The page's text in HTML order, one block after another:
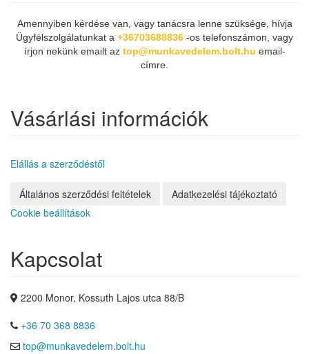
Amennyiben kérdése van, vagy tanácsra lenne szüksége, hívja
Ügyfélszolgálatunkat a +36703688836 -os telefonszámon, vagy
írjon nekünk emailt az top@munkavedelem.bolt.hu email-
címre.
Vásárlási információk
Elállás a szerződéstől
Általános szerződési feltételek
Adatkezelési tájékoztató
Cookie beállítások
Kapcsolat
2200 Monor, Kossuth Lajos utca 88/B
+36 70 368 8836
top@munkavedelem.bolt.hu